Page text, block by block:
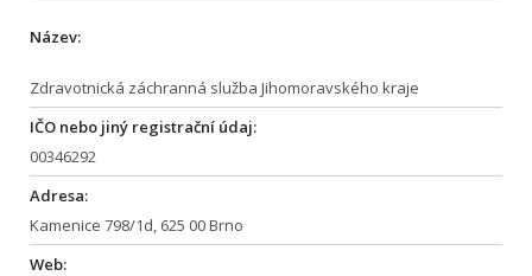
Název:
Zdravotnická záchranná služba Jihomoravského kraje
IČO nebo jiný registrační údaj:
00346292
Adresa:
Kamenice 798/1d, 625 00 Brno
Web: